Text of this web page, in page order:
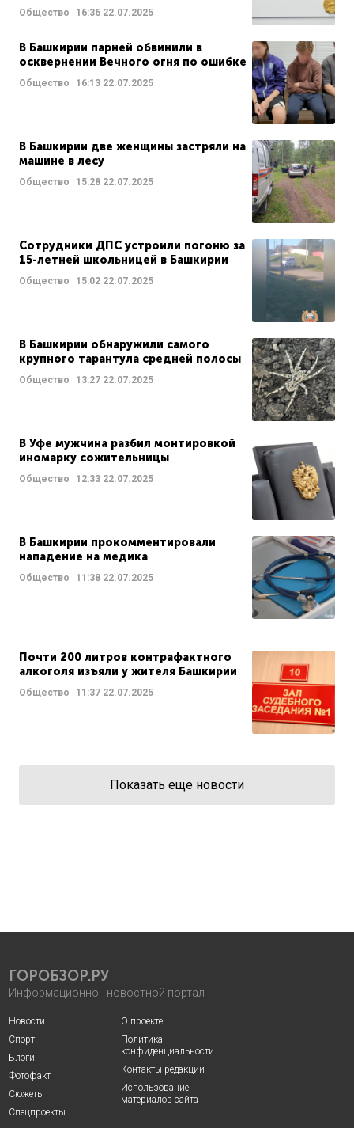
Общество 16:36 22.07.2025
В Башкирии парней обвинили в
осквернении Вечного огня по ошибке
Общество 16:13 22.07.2025
В Башкирии две женщины застряли на
машине в лесу
Общество 15:28 22.07.2025
Сотрудники ДПС устроили погоню за
15-летней школьницей в Башкирии
Общество 15:02 22.07.2025
В Башкирии обнаружили самого
крупного тарантула средней полосы
Общество 13:27 22.07.2025
В Уфе мужчина разбил монтировкой
иномарку сожительницы
Общество 12:33 22.07.2025
В Башкирии прокомментировали
нападение на медика
Общество 11:38 22.07.2025
Почти 200 литров контрафактного
алкоголя изъяли у жителя Башкирии
Общество 11:37 22.07.2025
Показать еще новости
ГОРОБЗОР.РУ
Информационно - новостной портал
Новости
Спорт
Блоги
Фотофакт
Сюжеты
Спецпроекты
О проекте
Политика
конфиденциальности
Контакты редакции
Использование
материалов сайта